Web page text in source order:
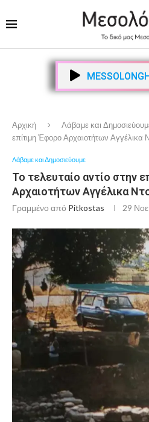
Αρχική Λάβαμε και
επίτιμη Έφορο Αρχαιοτήτων Αγγέλικα
Λάβαμε και Δημοσιεύουμε
Το τελευταίο αντίο στην
Αρχαιοτήτων Αγγέλικα
Γραμμένο από Pitkostas 29